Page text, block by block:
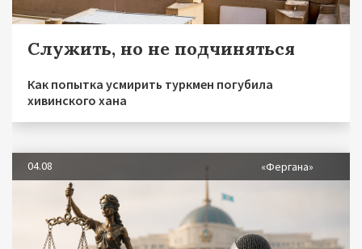
Служить, но не подчиняться
Как попытка усмирить туркмен погубила
хивинского хана
04.08 «Фергана»